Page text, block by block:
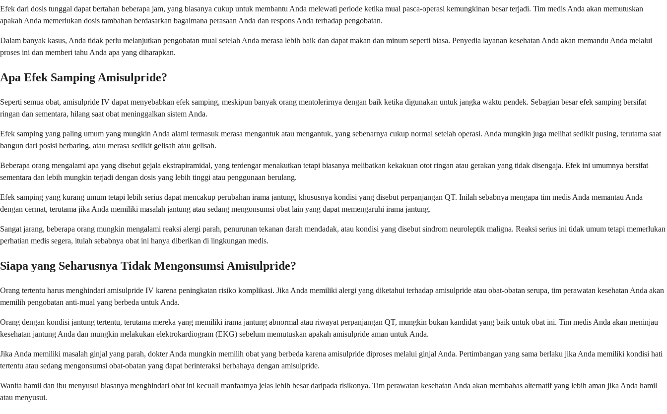
Efek dari dosis tunggal dapat bertahan beberapa jam, yang biasanya cukup untuk membantu Anda melewati periode ketika mual pasca-operasi kemungkinan besar terjadi. Tim medis Anda akan memutuskan
apakah Anda memerlukan dosis tambahan berdasarkan bagaimana perasaan Anda dan respons Anda terhadap pengobatan.
Dalam banyak kasus, Anda tidak perlu melanjutkan pengobatan mual setelah Anda merasa lebih baik dan dapat makan dan minum seperti biasa. Penyedia layanan kesehatan Anda akan memandu Anda melalui
proses ini dan memberi tahu Anda apa yang diharapkan.
Apa Efek Samping Amisulpride?
Seperti semua obat, amisulpride IV dapat menyebabkan efek samping, meskipun banyak orang mentolerirnya dengan baik ketika digunakan untuk jangka waktu pendek. Sebagian besar efek samping bersifat
ringan dan sementara, hilang saat obat meninggalkan sistem Anda.
Efek samping yang paling umum yang mungkin Anda alami termasuk merasa mengantuk atau mengantuk, yang sebenarnya cukup normal setelah operasi. Anda mungkin juga melihat sedikit pusing, terutama saat
bangun dari posisi berbaring, atau merasa sedikit gelisah atau gelisah.
Beberapa orang mengalami apa yang disebut gejala ekstrapiramidal, yang terdengar menakutkan tetapi biasanya melibatkan kekakuan otot ringan atau gerakan yang tidak disengaja. Efek ini umumnya bersifat
sementara dan lebih mungkin terjadi dengan dosis yang lebih tinggi atau penggunaan berulang.
Efek samping yang kurang umum tetapi lebih serius dapat mencakup perubahan irama jantung, khususnya kondisi yang disebut perpanjangan QT. Inilah sebabnya mengapa tim medis Anda memantau Anda
dengan cermat, terutama jika Anda memiliki masalah jantung atau sedang mengonsumsi obat lain yang dapat memengaruhi irama jantung.
Sangat jarang, beberapa orang mungkin mengalami reaksi alergi parah, penurunan tekanan darah mendadak, atau kondisi yang disebut sindrom neuroleptik maligna. Reaksi serius ini tidak umum tetapi memerlukan
perhatian medis segera, itulah sebabnya obat ini hanya diberikan di lingkungan medis.
Siapa yang Seharusnya Tidak Mengonsumsi Amisulpride?
Orang tertentu harus menghindari amisulpride IV karena peningkatan risiko komplikasi. Jika Anda memiliki alergi yang diketahui terhadap amisulpride atau obat-obatan serupa, tim perawatan kesehatan Anda akan
memilih pengobatan anti-mual yang berbeda untuk Anda.
Orang dengan kondisi jantung tertentu, terutama mereka yang memiliki irama jantung abnormal atau riwayat perpanjangan QT, mungkin bukan kandidat yang baik untuk obat ini. Tim medis Anda akan meninjau
kesehatan jantung Anda dan mungkin melakukan elektrokardiogram (EKG) sebelum memutuskan apakah amisulpride aman untuk Anda.
Jika Anda memiliki masalah ginjal yang parah, dokter Anda mungkin memilih obat yang berbeda karena amisulpride diproses melalui ginjal Anda. Pertimbangan yang sama berlaku jika Anda memiliki kondisi hati
tertentu atau sedang mengonsumsi obat-obatan yang dapat berinteraksi berbahaya dengan amisulpride.
Wanita hamil dan ibu menyusui biasanya menghindari obat ini kecuali manfaatnya jelas lebih besar daripada risikonya. Tim perawatan kesehatan Anda akan membahas alternatif yang lebih aman jika Anda hamil
atau menyusui.